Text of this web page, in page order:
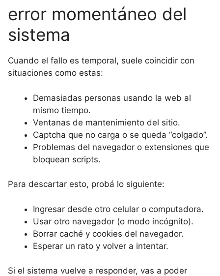
error momentáneo del
sistema
Cuando el fallo es temporal, suele coincidir con
situaciones como estas:
Demasiadas personas usando la web al
mismo tiempo.
Ventanas de mantenimiento del sitio.
Captcha que no carga o se queda “colgado”.
Problemas del navegador o extensiones que
bloquean scripts.
Para descartar esto, probá lo siguiente:
Ingresar desde otro celular o computadora.
Usar otro navegador (o modo incógnito).
Borrar caché y cookies del navegador.
Esperar un rato y volver a intentar.
Si el sistema vuelve a responder, vas a poder